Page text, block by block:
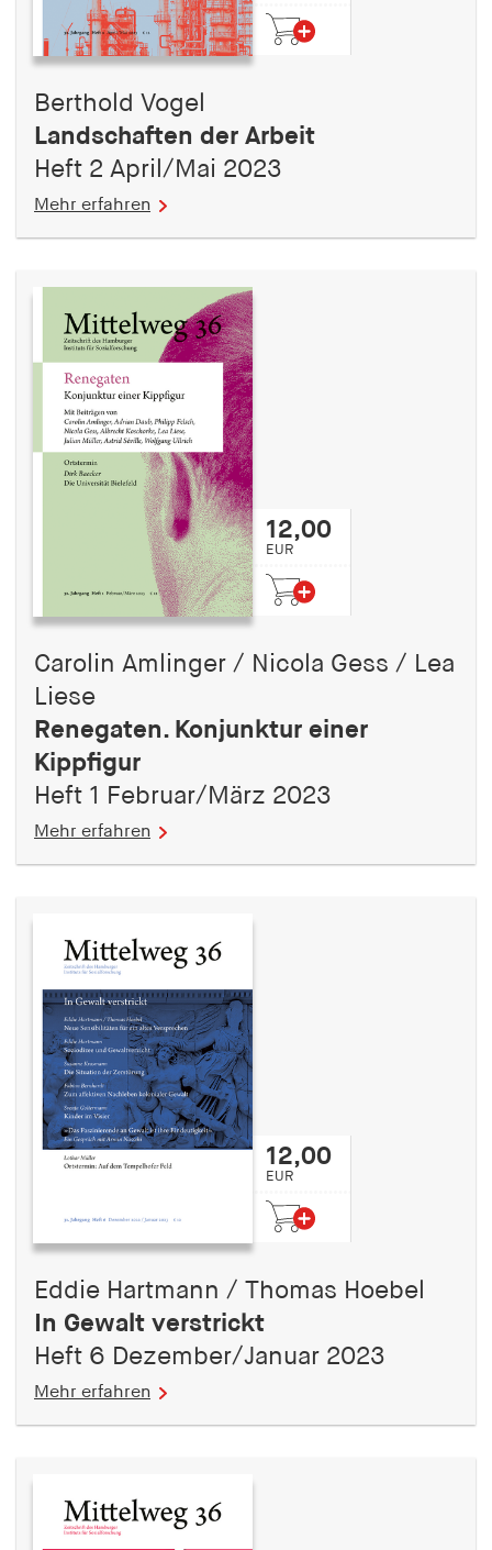
Berthold Vogel
Landschaften der Arbeit
Heft 2 April/Mai 2023
Mehr erfahren
12,00
EUR
Carolin Amlinger / Nicola Gess / Lea
Liese
Renegaten. Konjunktur einer
Kippfigur
Heft 1 Februar/März 2023
Mehr erfahren
12,00
EUR
Eddie Hartmann / Thomas Hoebel
In Gewalt verstrickt
Heft 6 Dezember/Januar 2023
Mehr erfahren